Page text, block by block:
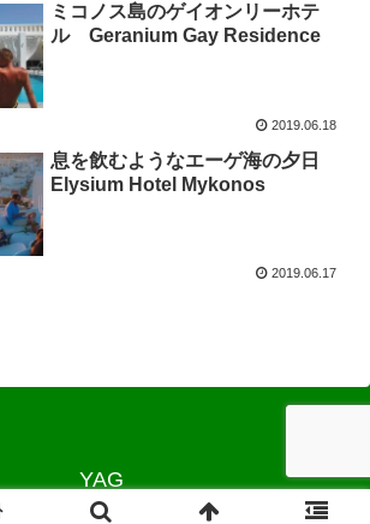
ミコノス島のゲイオンリーホテ
ル Geranium Gay Residence
2019.06.18
息を飲むようなエーゲ海の夕日
Elysium Hotel Mykonos
2019.06.17
YAG
© 2012 YAG.